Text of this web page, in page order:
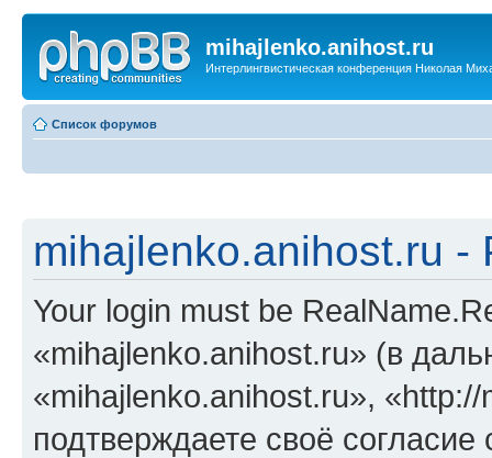
mihajlenko.anihost.ru
Интерлингвистическая конференция Николая
Список форумов
mihajlenko.anihost.ru -
Your login must be
«mihajlenko.anihost.ru» (в
«mihajlenko.anihost.ru»,
подтверждаете своё